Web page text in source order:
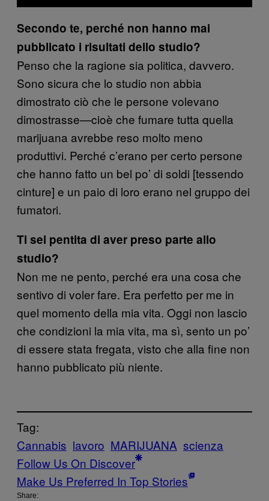
Secondo te, perché non hanno mai
pubblicato i risultati dello studio?
Penso che la ragione sia politica, davvero.
Sono sicura che lo studio non abbia
dimostrato ciò che le persone volevano
dimostrasse—cioè che fumare tutta quella
marijuana avrebbe reso molto meno
produttivi. Perché c’erano per certo persone
che hanno fatto un bel po’ di soldi [tessendo
cinture] e un paio di loro erano nel gruppo dei
fumatori.
Ti sei pentita di aver preso parte allo
studio?
Non me ne pento, perché era una cosa che
sentivo di voler fare. Era perfetto per me in
quel momento della mia vita. Oggi non lascio
che condizioni la mia vita, ma sì, sento un po’
di essere stata fregata, visto che alla fine non
hanno pubblicato più niente.
Tag:
Cannabis lavoro MARIJUANA scienza
Follow Us On Discover
Make Us Preferred In Top Stories
Share: